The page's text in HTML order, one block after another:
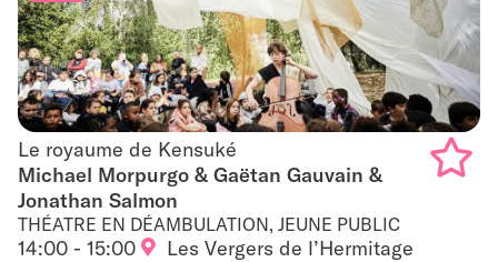
Le royaume de Kensuké
Le royaume de Kensuké
Michael Morpurgo & Gaëtan Gauvain &
Jonathan Salmon
THÉATRE EN DÉAMBULATION, JEUNE PUBLIC
14:00 - 15:00 Les Vergers de l’Hermitage